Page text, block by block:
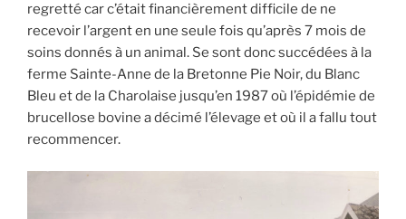
regretté car c’était financièrement difficile de ne
recevoir l’argent en une seule fois qu’après 7 mois de
soins donnés à un animal. Se sont donc succédées à la
ferme Sainte-Anne de la Bretonne Pie Noir, du Blanc
Bleu et de la Charolaise jusqu’en 1987 où l’épidémie de
brucellose bovine a décimé l’élevage et où il a fallu tout
recommencer.